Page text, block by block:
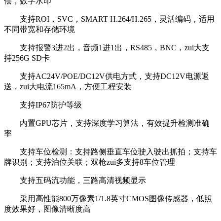
支持ROI，SVC，SMART H.264/H.265，灵活编码，适用
不同带宽和存储环境
支持报警3进2出，音频1进1出，RS485，BNC，zui大支
持256G SD卡
支持AC24V/POE/DC12V供电方式，支持DC12V电源返
送，zui大电流165mA，方便工程安装
支持IP67防护等级
内置GPU芯片，支持深度学习算法，有效提升检测准确
率
支持车位检测：支持路侧垂直车位驶入驶出抓拍；支持车
牌识别；支持泊位关联；双枪zui多支持8车位管理
支持五码流功能，三路高清视频显示
采用高性能800万像素1/1.8英寸CMOS图像传感器，低照
度效果好，图像清晰度高